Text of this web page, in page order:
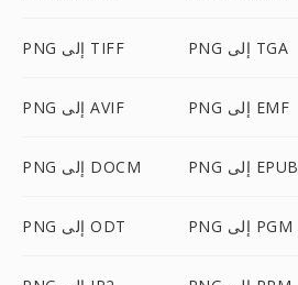
PNG إلى TIFF PNG إلى TGA
PNG إلى AVIF PNG إلى EMF
PNG إلى DOCM PNG إلى EPUB
PNG إلى ODT PNG إلى PGM